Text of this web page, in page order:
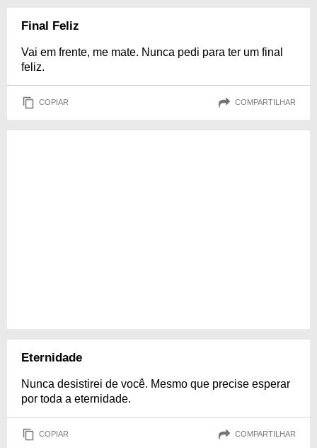
Final Feliz
Vai em frente, me mate. Nunca pedi para ter um final
feliz.
COPIAR COMPARTILHAR
Eternidade
Nunca desistirei de você. Mesmo que precise esperar
por toda a eternidade.
COPIAR COMPARTILHAR